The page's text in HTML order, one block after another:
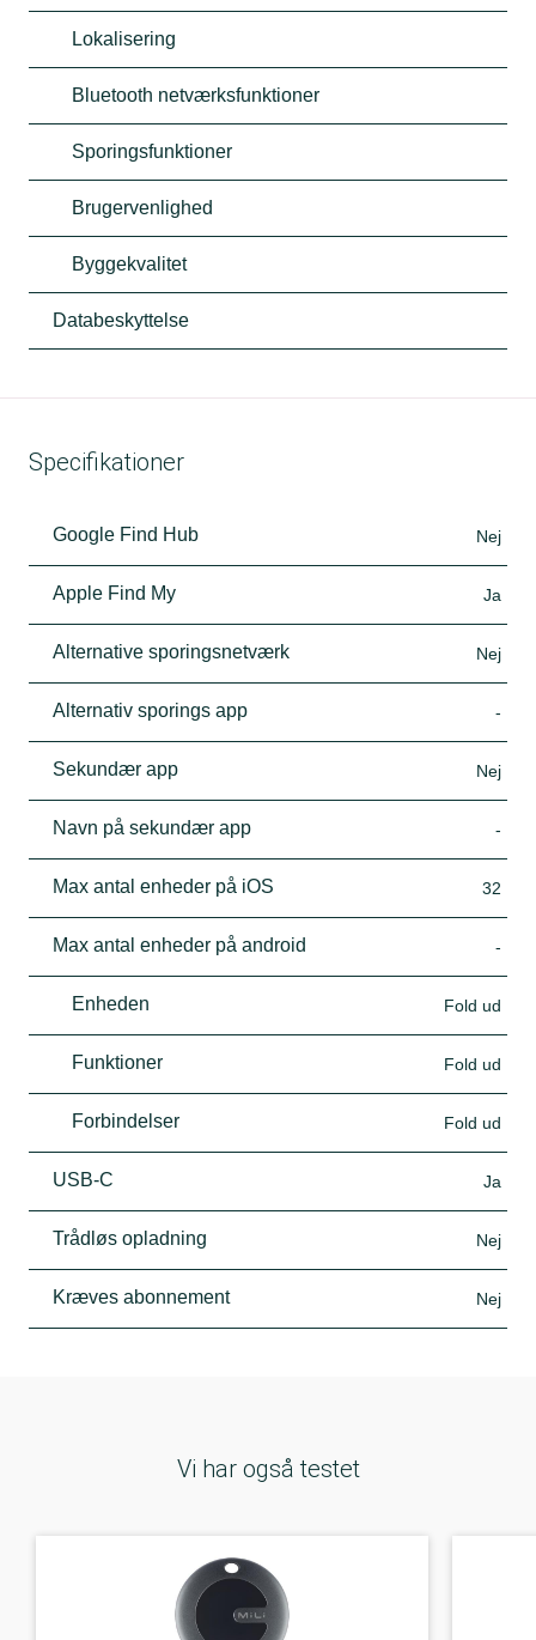
Lokalisering
Bluetooth netværksfunktioner
Sporingsfunktioner
Brugervenlighed
Byggekvalitet
Databeskyttelse
Specifikationer
Google Find Hub Nej
Apple Find My Ja
Alternative sporingsnetværk Nej
Alternativ sporings app -
Sekundær app Nej
Navn på sekundær app -
Max antal enheder på iOS 32
Max antal enheder på android -
Enheden Fold ud
Funktioner Fold ud
Forbindelser Fold ud
USB-C Ja
Trådløs opladning Nej
Kræves abonnement Nej
Vi har også testet